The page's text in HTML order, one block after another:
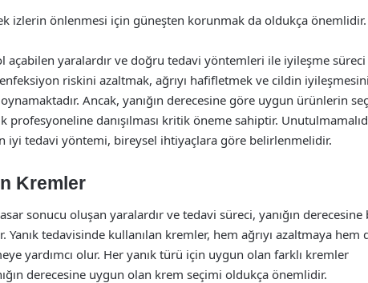
izlerin önlenmesi için güneşten korunmak da oldukça önemlidir.
açabilen yaralardır ve doğru tedavi yöntemleri ile iyileşme süreci
enfeksiyon riskini azaltmak, ağrıyı hafifletmek ve cildin iyileşmesini
Ancak, yanığın derecesine göre uygun ürünlerin
profesyoneline danışılması kritik öneme sahiptir.
iyi tedavi yöntemi, bireysel ihtiyaçlara göre belirlenmelidir.
Kremler
sonucu oluşan yaralardır ve tedavi süreci, yanığın derecesine
tedavisinde kullanılan kremler, hem ağrıyı azaltmaya hem
yardımcı olur. Her yanık türü için uygun olan farklı kremler
derecesine uygun olan krem seçimi oldukça önemlidir.